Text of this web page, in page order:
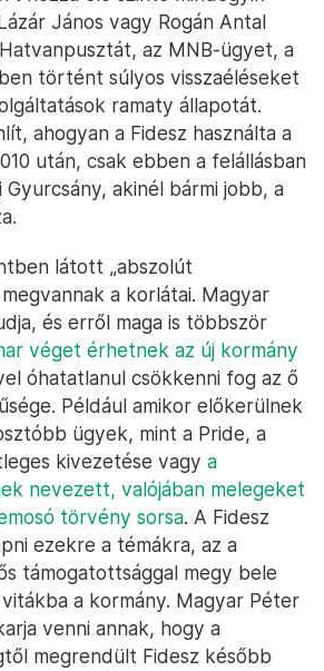
János vagy Rogán Antal
az MNB-ügyet, a
történt súlyos visszaéléseket
ramaty állapotát.
ahogyan a Fidesz használta a
után, csak ebben a felállásban
Gyurcsány, akinél bármi jobb, a
látott „abszolút
a korlátai. Magyar
és erről maga is többször
véget érhetnek az új kormány
óhatatlanul csökkenni fog az ő
Például amikor előkerülnek
ügyek, mint a Pride, a
kivezetése vagy a
nevezett, valójában melegeket
törvény sorsa. A Fidesz
ezekre a témákra, az a
támogatottsággal megy bele
a kormány. Magyar Péter
venni annak, hogy a
megrendült Fidesz később